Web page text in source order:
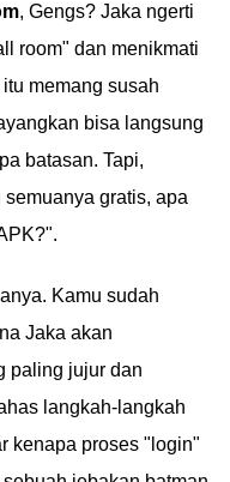
, Gengs? Jaka ngerti
room" dan menikmati
memang susah
bisa langsung
batasan. Tapi,
gratis, apa
Kamu sudah
Jaka akan
paling jujur dan
langkah-langkah
kenapa proses "login"